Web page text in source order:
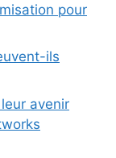
pour
ils
avenir